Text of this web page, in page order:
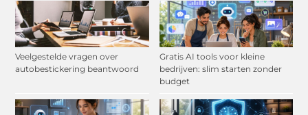
Veelgestelde vragen over
autobestickering beantwoord
Gratis AI tools voor kleine
bedrijven: slim starten zonder
budget